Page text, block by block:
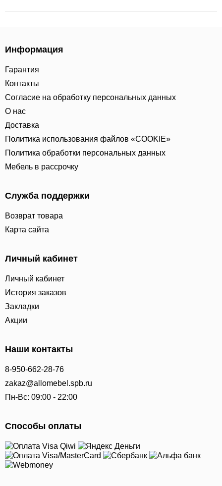
Информация
Гарантия
Контакты
Согласие на обработку персональных данных
О нас
Доставка
Политика использования файлов «COOKIE»
Политика обработки персональных данных
Мебель в рассрочку
Служба поддержки
Возврат товара
Карта сайта
Личный кабинет
Личный кабинет
История заказов
Закладки
Акции
Наши контакты
8-950-662-28-76
zakaz@allomebel.spb.ru
Пн-Вс: 09:00 - 22:00
Способы оплаты